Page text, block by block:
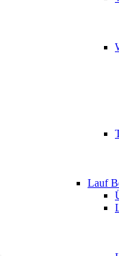
Lauf